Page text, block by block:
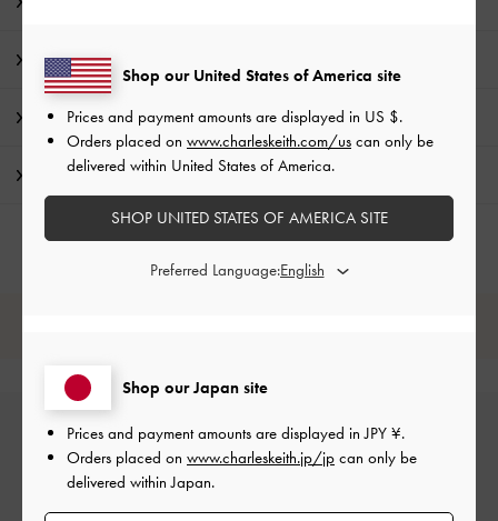
商品詳細 / お手入れ方法
特典
配送 & 返品
Shop our Japan site
Prices and payment amounts are displayed inJPY ¥.
Orders placed on www.charleskeith.jp/jp can only be
delivered within Japan.
Shop our United States of America site
Prices and payment amounts are displayed in US $.
Orders placed on www.charleskeith.com/us can only be
delivered within United States of America.
SHOP UNITED STATES OF AMERICA SITE
Preferred Language: